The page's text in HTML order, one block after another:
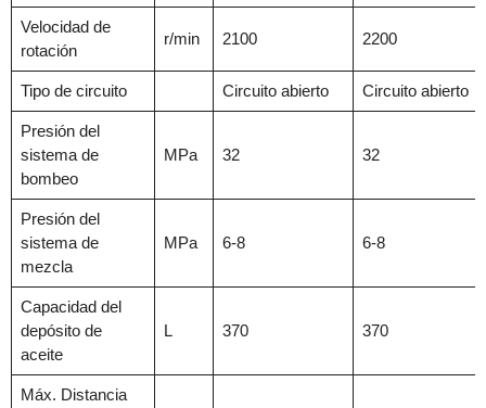
Velocidad de
rotación
r/min 2100 2200
Tipo de circuito Circuito abierto Circuito abierto
Presión del
sistema de
bombeo
MPa 32 32
Presión del
sistema de
mezcla
MPa 6-8 6-8
Capacidad del
depósito de
aceite
L 370 370
Máx. Distancia